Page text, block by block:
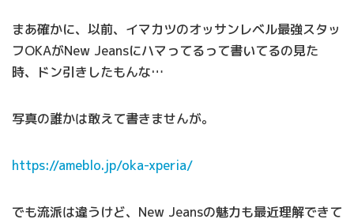
まあ確かに、以前、イマカツのオッサンレベル最強スタッ
フOKAがNew Jeansにハマってるって書いてるの見た
時、ドン引きしたもんな…
写真の誰かは敢えて書きませんが。
https://ameblo.jp/oka-xperia/
でも流派は違うけど、New Jeansの魅力も最近理解できて